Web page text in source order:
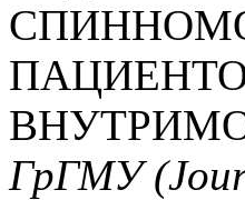
ГрГМУ